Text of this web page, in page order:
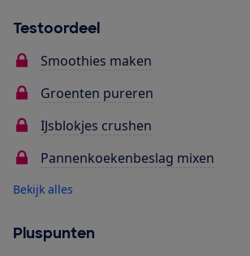
Testoordeel
Smoothies maken
Groenten pureren
IJsblokjes crushen
Pannenkoekenbeslag mixen
Bekijk alles
Pluspunten